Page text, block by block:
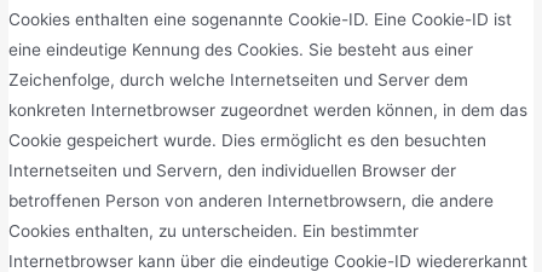
Cookies enthalten eine sogenannte Cookie-ID. Eine Cookie-ID ist
eine eindeutige Kennung des Cookies. Sie besteht aus einer
Zeichenfolge, durch welche Internetseiten und Server dem
konkreten Internetbrowser zugeordnet werden können, in dem das
Cookie gespeichert wurde. Dies ermöglicht es den besuchten
Internetseiten und Servern, den individuellen Browser der
betroffenen Person von anderen Internetbrowsern, die andere
Cookies enthalten, zu unterscheiden. Ein bestimmter
Internetbrowser kann über die eindeutige Cookie-ID wiedererkannt